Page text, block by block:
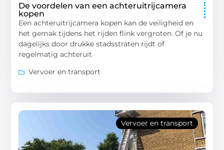
De voordelen van een achteruitrijcamera
kopen
Een achteruitrijcamera kopen kan de veiligheid en
het gemak tijdens het rijden flink vergroten. Of je nu
dagelijks door drukke stadsstraten rijdt of
regelmatig achteruit
Vervoer en transport
Vervoer en transport